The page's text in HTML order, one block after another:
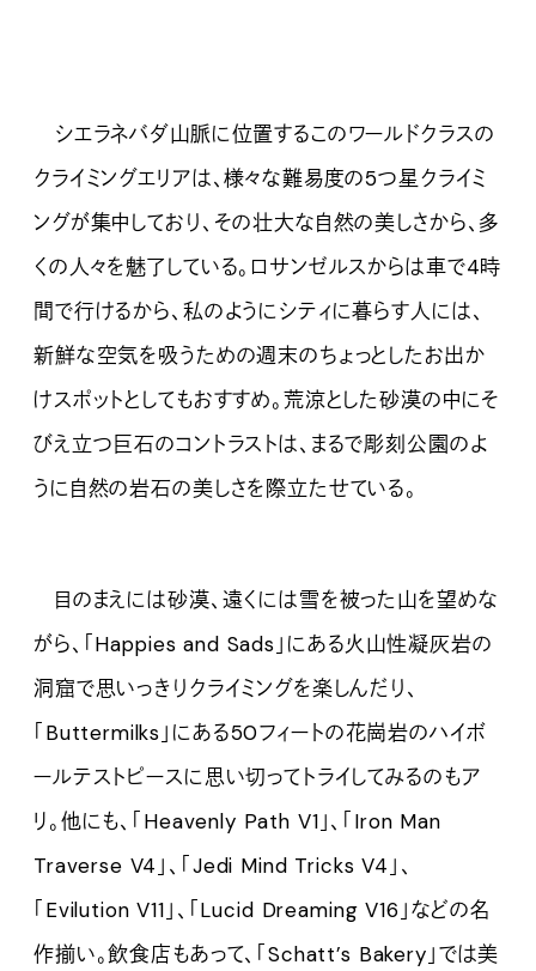
シエラネバダ山脈に位置するこのワールドクラスの
クライミングエリアは、様々な難易度の5つ星クライミ
ングが集中しており、その壮大な自然の美しさから、多
くの人々を魅了している。ロサンゼルスからは車で4時
間で行けるから、私のようにシティに暮らす人には、
新鮮な空気を吸うための週末のちょっとしたお出か
けスポットとしてもおすすめ。荒涼とした砂漠の中にそ
びえ立つ巨石のコントラストは、まるで彫刻公園のよ
うに自然の岩石の美しさを際立たせている。
目のまえには砂漠、遠くには雪を被った山を望めな
がら、「Happies and Sads」にある火山性凝灰岩の
洞窟で思いっきりクライミングを楽しんだり、
「Buttermilks」にある50フィートの花崗岩のハイボ
ールテストピースに思い切ってトライしてみるのもア
リ。他にも、「Heavenly Path V1」、「Iron Man
Traverse V4」、「Jedi Mind Tricks V4」、
「Evilution V11」、「Lucid Dreaming V16」などの名
作揃い。飲食店もあって、「Schatt’s Bakery」では美